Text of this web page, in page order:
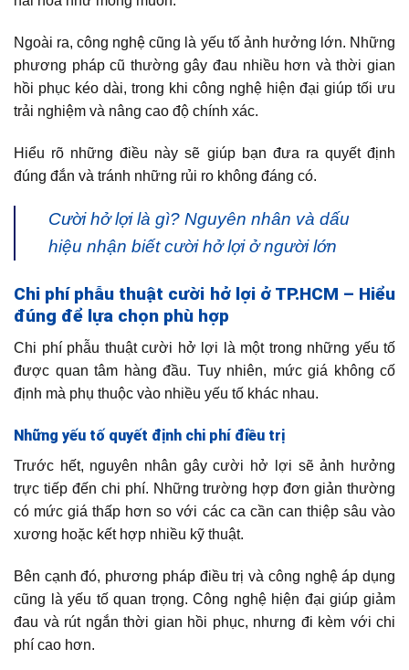
Ngoài ra, công nghệ cũng là yếu tố ảnh hưởng lớn. Những
phương pháp cũ thường gây đau nhiều hơn và thời gian
hồi phục kéo dài, trong khi công nghệ hiện đại giúp tối ưu
trải nghiệm và nâng cao độ chính xác.
Hiểu rõ những điều này sẽ giúp bạn đưa ra quyết định
đúng đắn và tránh những rủi ro không đáng có.
Cười hở lợi là gì? Nguyên nhân và dấu
hiệu nhận biết cười hở lợi ở người lớn
Chi phí phẫu thuật cười hở lợi ở TP.HCM – Hiểu
đúng để lựa chọn phù hợp
Chi phí phẫu thuật cười hở lợi là một trong những yếu tố
được quan tâm hàng đầu. Tuy nhiên, mức giá không cố
định mà phụ thuộc vào nhiều yếu tố khác nhau.
Những yếu tố quyết định chi phí điều trị
Trước hết, nguyên nhân gây cười hở lợi sẽ ảnh hưởng
trực tiếp đến chi phí. Những trường hợp đơn giản thường
có mức giá thấp hơn so với các ca cần can thiệp sâu vào
xương hoặc kết hợp nhiều kỹ thuật.
Bên cạnh đó, phương pháp điều trị và công nghệ áp dụng
cũng là yếu tố quan trọng. Công nghệ hiện đại giúp giảm
đau và rút ngắn thời gian hồi phục, nhưng đi kèm với chi
phí cao hơn.